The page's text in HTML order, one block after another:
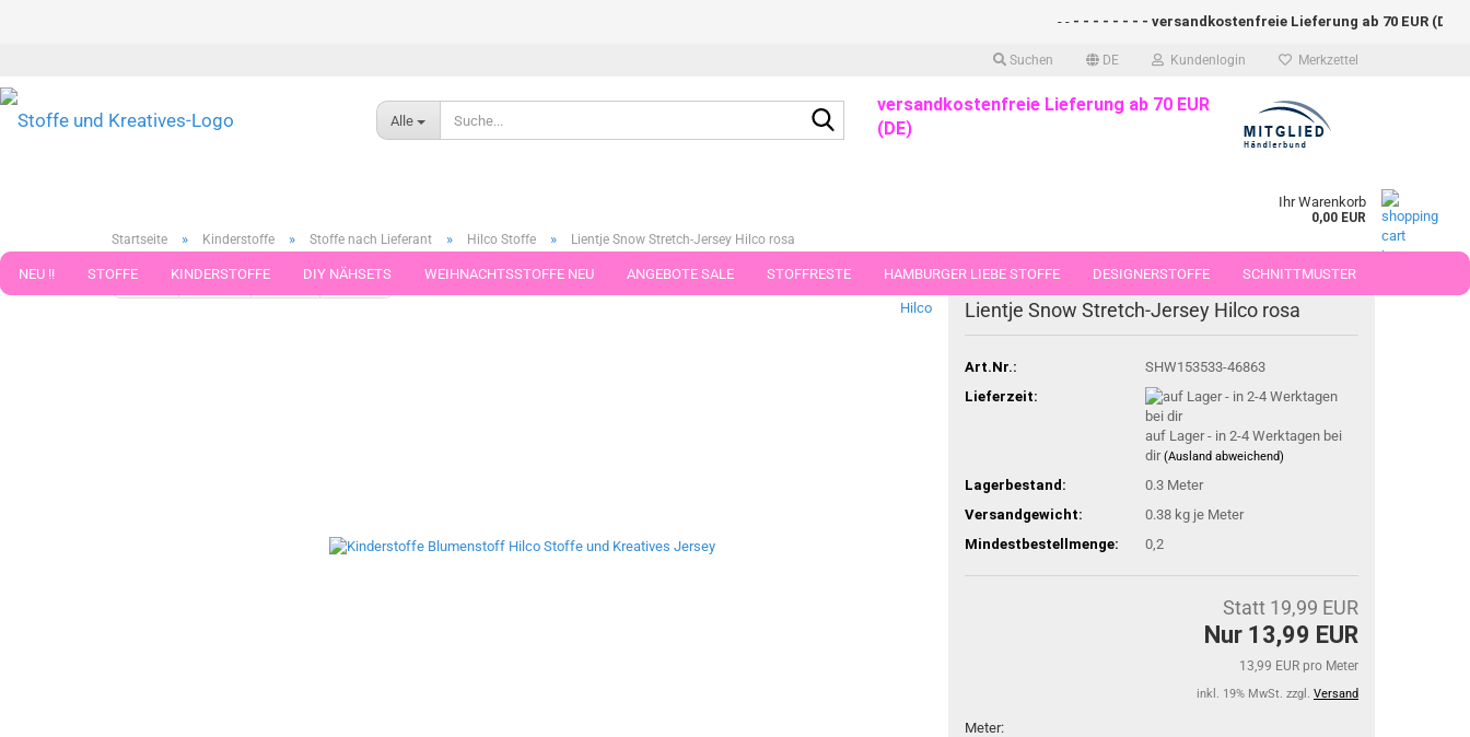
Suchen DE Kundenlogin Merkzettel
- - - - - - - - versandkostenfreie Lieferung ab 70 EUR
Alle
Suche...versandkostenfreie Lieferung ab 70 EUR
(DE)
Ihr Warenkorb
0,00 EUR
NEU !! STOFFE KINDERSTOFFE DIY NÄHSETS WEIHNACHTSSTOFFE NEU ANGEBOTE SALE STOFFRESTE HAMBURGER LIEBE STOFFE DESIGNERSTOFFE SCHNITTMUSTER
STOFFE IN STÜCKEN VON 25 UND 50 CM
Startseite » Kinderstoffe » Stoffe nach Lieferant » Hilco Stoffe » Lientje Snow Stretch-Jersey Hilco rosa
« Erster « zurück weiter » Letzter »
Artikel in dieser Kategorie
Hilco
Lientje Snow Stretch-Jersey Hilco rosa
Art.Nr.:
SHW153533-46863
Lieferzeit:
auf Lager - in 2-4 Werktagen bei
dir(Ausland abweichend)
Lagerbestand: 0.3 Meter
Versandgewicht:
0.38 kg je Meter
Mindestbestellmenge:
0,2
Statt 19,99 EUR
Nur 13,99 EUR
13,99 EUR pro Meter
inkl. 19% MwSt. zzgl. Versand
Meter: